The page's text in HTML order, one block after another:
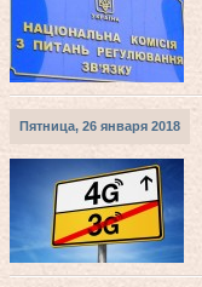
Пятница, 26 января 2018